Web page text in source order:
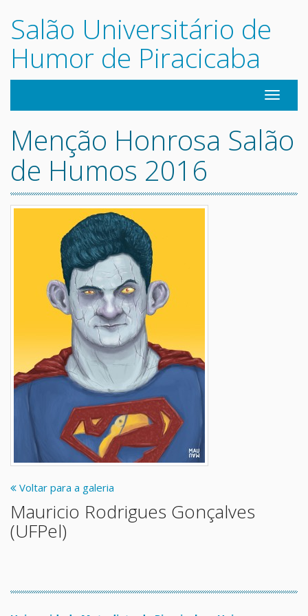
Salão Universitário de
Humor de Piracicaba
Menção Honrosa Salão
de Humos 2016
Voltar para a galeria
Mauricio Rodrigues Gonçalves
(UFPel)